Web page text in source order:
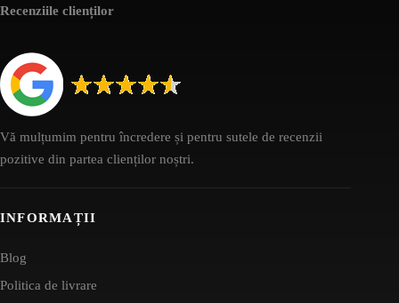
Recenziile clienților
Vă mulțumim pentru încredere și pentru sutele de recenzii
pozitive din partea clienților noștri.
INFORMAȚII
Blog
Politica de livrare